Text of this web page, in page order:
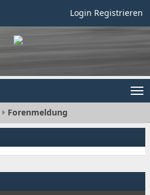
Login Registrieren
Forenmeldung